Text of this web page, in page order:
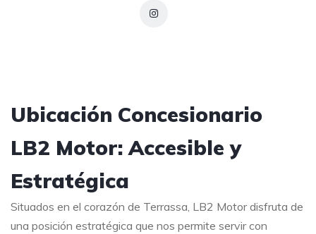
Ubicación Concesionario
LB2 Motor: Accesible y
Estratégica
Situados en el corazón de Terrassa, LB2 Motor disfruta de
una posición estratégica que nos permite servir con